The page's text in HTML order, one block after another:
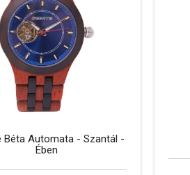
Béta Automata - Szantál -
Ében